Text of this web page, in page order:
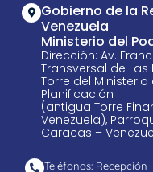
Gobierno de la
Venezuela
Ministerio del
Dirección: Av.
Transversal de Las
Torre del
Planificación
(antigua Torre
Venezuela),
Caracas –
Teléfonos: Recepción